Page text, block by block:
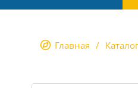
Главная Каталог